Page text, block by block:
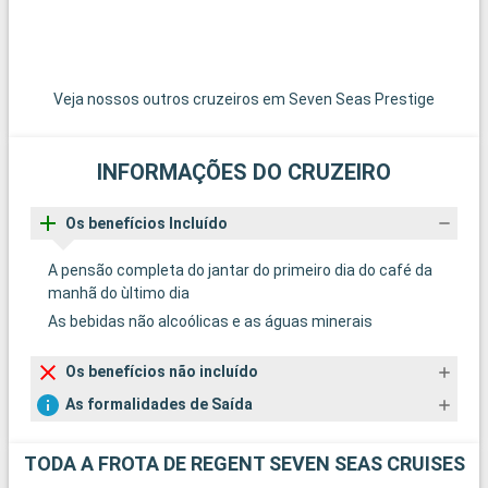
Veja nossos outros cruzeiros em Seven Seas Prestige
INFORMAÇÕES DO CRUZEIRO
Os benefícios Incluído
A pensão completa do jantar do primeiro dia do café da
manhã do ùltimo dia
As bebidas não alcoólicas e as águas minerais
Os benefícios não incluído
As formalidades de Saída
TODA A FROTA DE REGENT SEVEN SEAS CRUISES